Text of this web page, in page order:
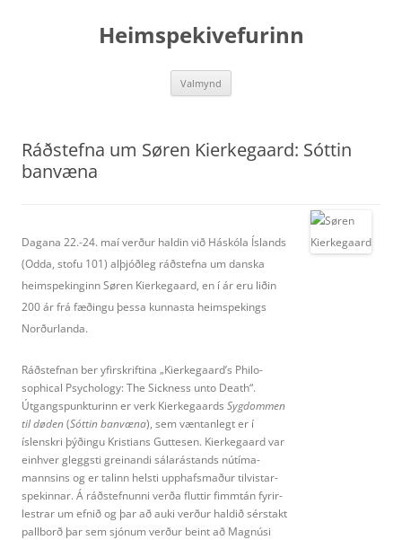
Heimspekivefurinn
Valmynd
Ráðstefna um Søren Kierkegaard: Sóttin
banvæna
Dagana 22.-24. maí verður haldin við Háskóla Íslands
(Odda, stofu 101) alþjóðleg ráðstefna um danska
heim­spekinginn Søren Kierkegaard, en í ár eru liðin
200 ár frá fæðingu þessa kunnasta heimspekings
Norður­landa.
Ráðstefnan ber yfirskriftina „Kierkegaard’s Philo­
sophical Psychology: The Sickness unto Death“.
Útgangspunkturinn er verk Kierkegaards Sygdommen
til døden(Sóttin banvæna), sem væntanlegt er í
íslenskri þýðingu Kristians Guttesen. Kierkegaard var
einhver gleggsti greinandi sálarástands nútíma­
mannsins og er talinn helsti upphafsmaður tilvistar­
spekinnar. Á ráðstefnunni verða fluttir fimmtán fyrir­
lestrar um efnið og þar að auki verður haldið sérstakt
pallborð þar sem sjónum verður beint að Magnúsi